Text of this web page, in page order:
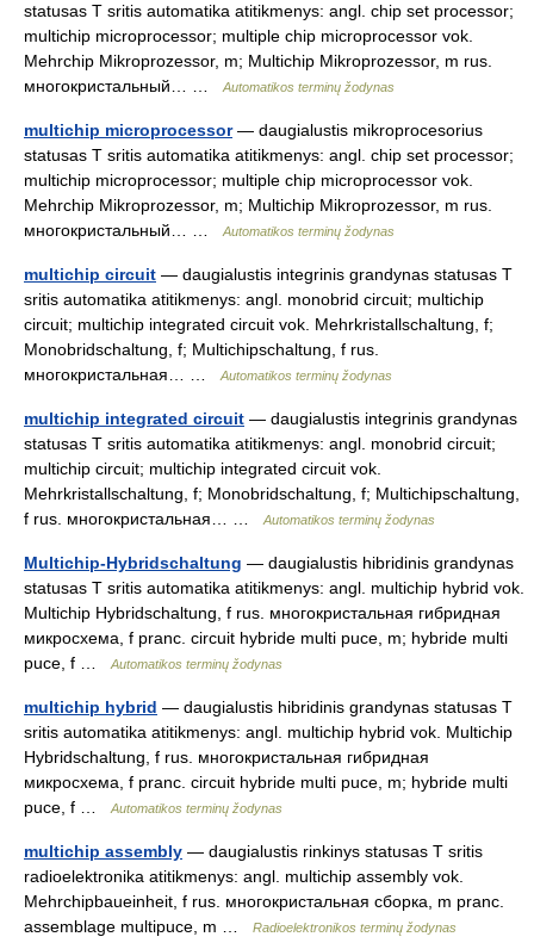
statusas T sritis automatika atitikmenys: angl. chip set processor;
multichip microprocessor; multiple chip microprocessor vok.
Mehrchip Mikroprozessor, m; Multichip Mikroprozessor, m rus.
многокристальный… …
Automatikos terminų žodynas
multichip microprocessor— daugialustis mikroprocesorius
statusas T sritis automatika atitikmenys: angl. chip set processor;
multichip microprocessor; multiple chip microprocessor vok.
Mehrchip Mikroprozessor, m; Multichip Mikroprozessor, m rus.
многокристальный… …
Automatikos terminų žodynas
multichip circuit — daugialustis integrinis grandynas statusas T
sritis automatika atitikmenys: angl. monobrid circuit; multichip
circuit; multichip integrated circuit vok. Mehrkristallschaltung, f;
Monobridschaltung, f; Multichipschaltung, f rus.
многокристальная… …
Automatikos terminų žodynas
multichip integrated circuit — daugialustis integrinis grandynas
statusas T sritis automatika atitikmenys: angl. monobrid circuit;
multichip circuit; multichip integrated circuit vok.
Mehrkristallschaltung, f; Monobridschaltung, f; Multichipschaltung,
f rus. многокристальная… …
Automatikos terminų žodynas
Multichip-Hybridschaltung — daugialustis hibridinis grandynas
statusas T sritis automatika atitikmenys: angl. multichip hybrid vok.
Multichip Hybridschaltung, f rus. многокристальная гибридная
микросхема, f pranc. circuit hybride multi puce, m; hybride multi
puce, f …
Automatikos terminų žodynas
multichip hybrid — daugialustis hibridinis grandynas statusas T
sritis automatika atitikmenys: angl. multichip hybrid vok. Multichip
Hybridschaltung, f rus. многокристальная гибридная
микросхема, f pranc. circuit hybride multi puce, m; hybride multi
puce, f …
Automatikos terminų žodynas
multichip assembly — daugialustis rinkinys statusas T sritis
radioelektronika atitikmenys: angl. multichip assembly vok.
Mehrchipbaueinheit, f rus. многокристальная сборка, m pranc.
assemblage multipuce, m …
Radioelektronikos terminų žodynas